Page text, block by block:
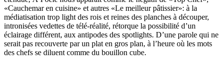
«Cauchemar en cuisine» et autres «Le meilleur pâtissier»: à la
médiatisation trop light des rois et reines des planches à découper,
intronisées vedettes de télé-réalité, rétorque la possibilité d’un
éclairage différent, aux antipodes des spotlights. D’une parole qui ne
serait pas recouverte par un plat en gros plan, à l’heure où les mots
des chefs se diluent comme du bouillon cube.